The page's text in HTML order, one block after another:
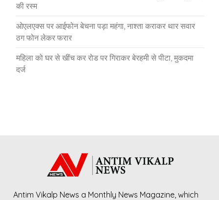
की रस्म
ओएलएक्स पर आईफोन बेचना पड़ा महंगा, नाश्ता कराकर थार सवार
ठग फोन लेकर फरार
महिला को घर से खींच कर रोड पर गिराकर बेरहमी से पीटा, मुकदमा
दर्ज
Antim Vikalp News a Monthly News Magazine, which